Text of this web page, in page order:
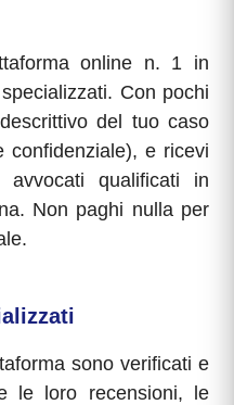
online n. 1 in
Con pochi
del tuo caso
confidenziale), e ricevi
qualificati in
Non paghi nulla per
sono verificati e
le loro recensioni, le